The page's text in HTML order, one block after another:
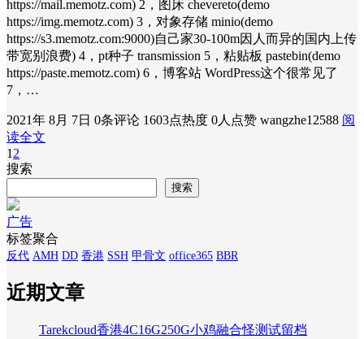
https://mail.memotz.com) 2，图床 chevereto(demo
https://img.memotz.com) 3，对象存储 minio(demo
https://s3.memotz.com:9000)自己家30-100m因人而异的国内上传
带宽别浪费) 4，pt种子 transmission 5，粘贴板 pastebin(demo
https://paste.memotz.com) 6，博客站 WordPress这个很常见了
7，…
2021年 8月 7日 0条评论 1603点热度 0人点赞 wangzhe12588 阅
读全文
1 2
搜索
搜索
广告
标签聚合
反代 AMH DD 香港 SSH 甲骨文 office365 BBR
近期文章
Tarekcloud香港4C16G250G小鸡融合怪测试留档